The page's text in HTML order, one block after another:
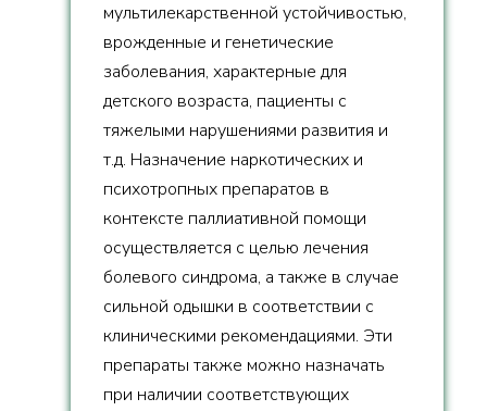
мультилекарственной устойчивостью,
врожденные и генетические
заболевания, характерные для
детского возраста, пациенты с
тяжелыми нарушениями развития и
т.д. Назначение наркотических и
психотропных препаратов в
контексте паллиативной помощи
осуществляется с целью лечения
болевого синдрома, а также в случае
сильной одышки в соответствии с
клиническими рекомендациями. Эти
препараты также можно назначать
при наличии соответствующих